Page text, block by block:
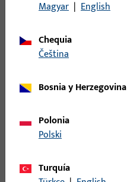
Magyar | English
Chequia
čeština
Bosnia y Herzegovina
Polonia
Polski
Turquía